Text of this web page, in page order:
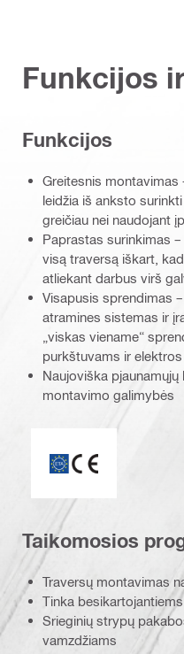
Funkcijos
Funkcijos
Greitesnis
leidžia iš anksto
greičiau nei naudojant
Paprastas surinkimas
visą traversą iškart,
atliekant darbus virš
Visapusis sprendimas
atramines sistemas ir
„viskas viename“
purkštuvams ir
Naujoviška
montavimo galimybės
Taikomosios
Traversų montavimas
Tinka
Srieginių strypų
vamzdžiams